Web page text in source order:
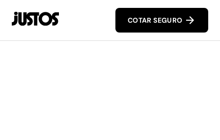
COTAR SEGURO